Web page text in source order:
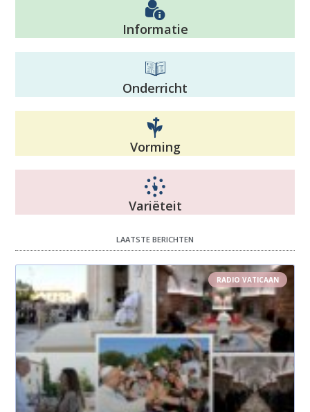
Informatie
Onderricht
Vorming
Variëteit
LAATSTE BERICHTEN
RADIO VATICAAN